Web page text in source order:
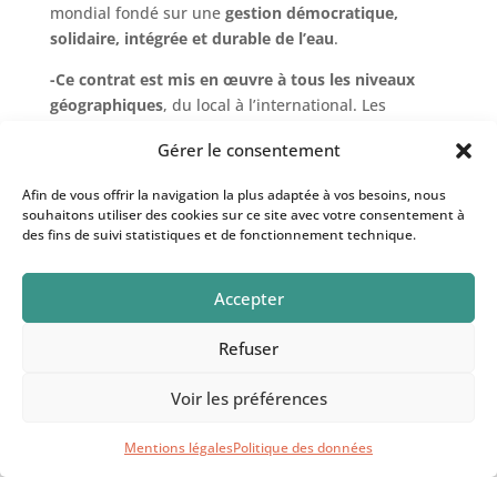
Gérer le consentement
Afin de vous offrir la navigation la plus adaptée à vos besoins, nous
souhaitons utiliser des cookies sur ce site avec votre consentement à
des fins de suivi statistiques et de fonctionnement technique.
Accepter
Refuser
Voir les préférences
Mentions légalesPolitique des données
mondial fondé sur une gestion démocratique,
solidaire, intégrée et durable de l’eau.
-Ce contrat est mis en œuvre à tous les niveaux
géographiques, du local à l’international. Les
litres d’eau potable par jour, gratuits pour les
personnes les plus pauvres.(proposition du PNUD).
inégalités devrait être instauré un tarif progressif
de l’eau avec une gratuité de la consommation de
base puis un prix augmentant pour les sur-
4-Les luttes pour les économies de consommation